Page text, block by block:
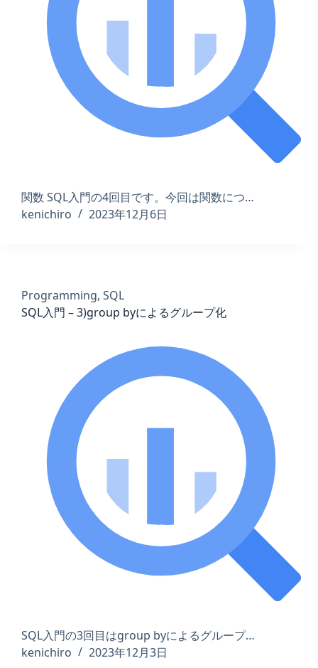
関数 SQL入門の4回目です。今回は関数につ…
kenichiro
2023年12月6日
Programming, SQL
SQL入門 – 3)group byによるグループ化
SQL入門の3回目はgroup byによるグループ…
kenichiro
2023年12月3日